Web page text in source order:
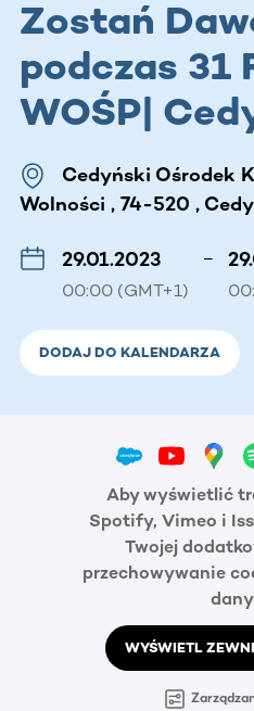
Zostań
podczas 31
WOŚP|
Cedyński Ośrodek
Wolności , 74-520 ,
29.01.2023
00:00 (GMT+1)
–
DODAJ DO KALENDARZA
Aby wyświetlić
Spotify, Vimeo i
Twojej
przechowywanie
WYŚWIETL